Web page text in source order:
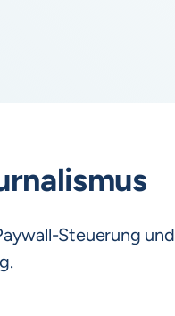
Steuerung und